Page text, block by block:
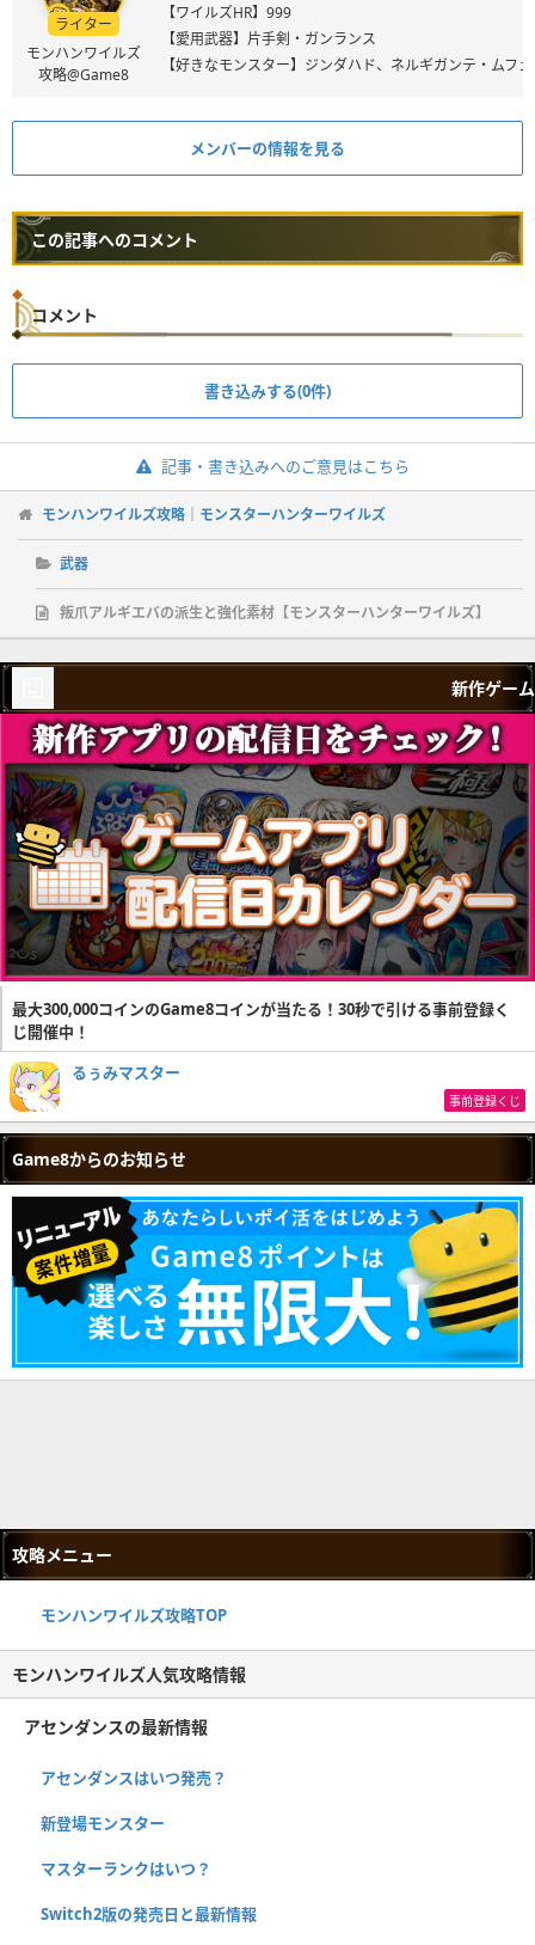
ライター
モンハンワイルズ
攻略@Game8
【ワイルズHR】999
【愛用武器】片手剣・ガンランス
【好きなモンスター】ジンダハド、ネルギガンテ・ムフ
メンバーの情報を見る
この記事へのコメント
コメント
書き込みする(0件)
記事・書き込みへのご意見はこちら
モンハンワイルズ攻略｜モンスターハンターワイルズ
武器
叛爪アルギエバの派生と強化素材【モンスターハンターワイルズ】
新作ゲーム
最大300,000コインのGame8コインが当たる！30秒で引ける事前登録く
じ開催中！
るぅみマスター
事前登録くじ
Game8からのお知らせ
攻略メニュー
モンハンワイルズ攻略TOP
モンハンワイルズ人気攻略情報
アセンダンスの最新情報
アセンダンスはいつ発売？
新登場モンスター
マスターランクはいつ？
Switch2版の発売日と最新情報